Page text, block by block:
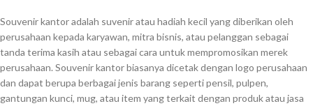
Souvenir kantor adalah suvenir atau hadiah kecil yang diberikan oleh
perusahaan kepada karyawan, mitra bisnis, atau pelanggan sebagai
tanda terima kasih atau sebagai cara untuk mempromosikan merek
perusahaan. Souvenir kantor biasanya dicetak dengan logo perusahaan
dan dapat berupa berbagai jenis barang seperti pensil, pulpen,
gantungan kunci, mug, atau item yang terkait dengan produk atau jasa